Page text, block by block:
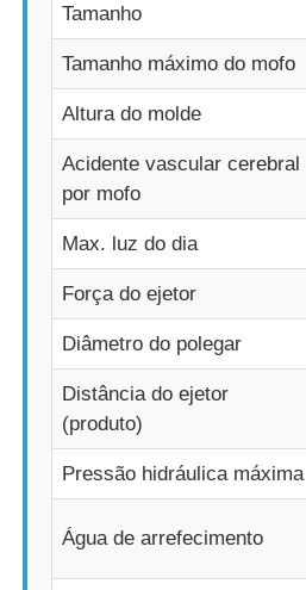
Produtos
Quem Somos
Fábrica
Controle de Qualidade
Fale Conosco
notícias
Todos os casos
Pedir um orçamento
Tamanho
Tamanho máximo do mofo
Altura do molde
Acidente vascular cerebral
por mofo
Max. luz do dia
Força do ejetor
Diâmetro do polegar
Distância do ejetor
(produto)
Pressão hidráulica máxima
Água de arrefecimento